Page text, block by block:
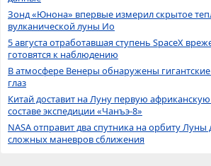
Зонд «Юнона» впервые измерил скрытое
вулканической луны Ио
5 августа отработавшая ступень SpaceX
готовятся к наблюдению
В атмосфере Венеры обнаружены
глаз
Китай доставит на Луну первую
составе экспедиции «Чанъэ-8»
NASA отправит два спутника на орбиту Луны
сложных маневров сближения